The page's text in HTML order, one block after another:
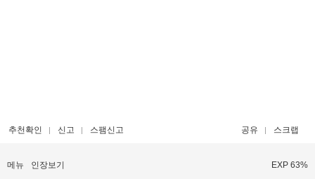
추천확인 신고 스팸신고 공유 스크랩
메뉴 인장보기 EXP 63%